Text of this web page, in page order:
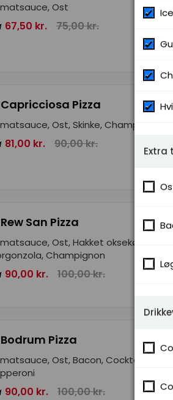
Ost
67,50 kr. 75,00 kr.
Capricciosa Pizza
Ost, Skinke, Champignon
81,00 kr. 90,00 kr.
San Pizza
Ost, Hakket oksekød,
Champignon
90,00 kr. 100,00 kr.
Pizza
Ost, Bacon, Cocktailpølser,
90,00 kr. 100,00 kr.
Extra